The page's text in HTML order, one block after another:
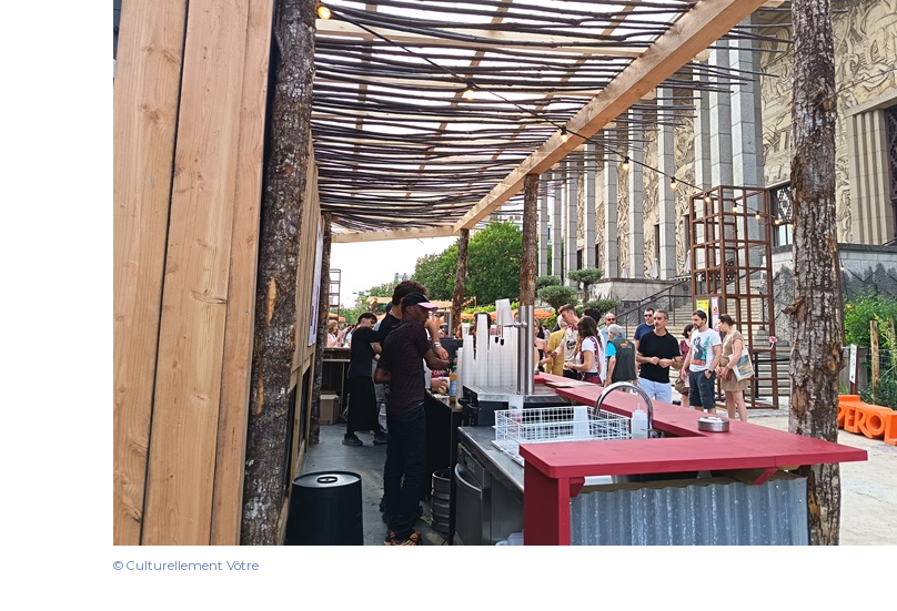
© Culturellement Vôtre